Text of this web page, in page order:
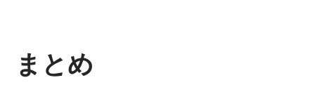
まとめ